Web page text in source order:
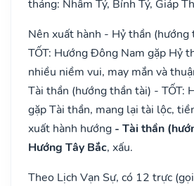
tháng: Nhâm Tý, Bính Tý, Giáp
Nên xuất hành - Hỷ thần (hướng
TỐT: Hướng Đông Nam gặp Hỷ
nhiều niềm vui, may mắn và
Tài thần (hướng thần tài) - TỐT:
gặp Tài thần, mang lại tài lộc,
xuất hành hướng - Tài thần
Hướng Tây Bắc, xấu.
Theo Lịch Vạn Sự, có 12 trực